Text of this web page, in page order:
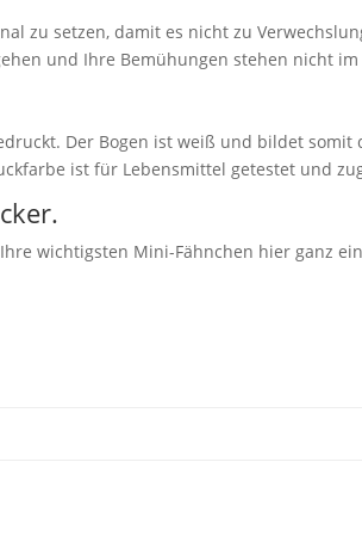
zu setzen, damit es nicht zu
und Ihre Bemühungen stehen nicht
Der Bogen ist weiß und bildet somit
ist für Lebensmittel getestet und
wichtigsten Mini-Fähnchen hier ganz